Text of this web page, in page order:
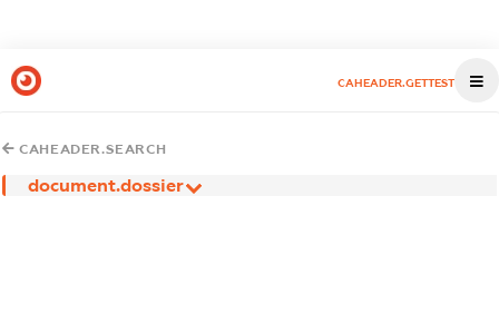
CAHEADER.GETTEST
CAHEADER.SEARCH
document.dossier